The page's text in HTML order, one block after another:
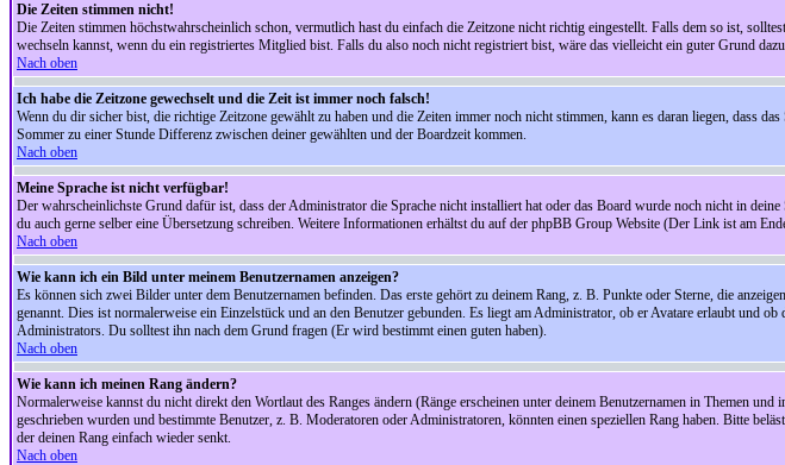
Die Zeiten stimmen nicht!
Die Zeiten stimmen höchstwahrscheinlich schon, vermutlich hast du einfach die Zeitzone nicht richtig eingestellt. Falls dem so ist,
wechseln kannst, wenn du ein registriertes Mitglied bist. Falls du also noch nicht registriert bist, wäre das vielleicht ein guter Grund
Nach oben
Ich habe die Zeitzone gewechselt und die Zeit ist immer noch falsch!
Wenn du dir sicher bist, die richtige Zeitzone gewählt zu haben und die Zeiten immer noch nicht stimmen, kann es daran liegen, dass
Sommer zu einer Stunde Differenz zwischen deiner gewählten und der Boardzeit kommen.
Nach oben
Meine Sprache ist nicht verfügbar!
Der wahrscheinlichste Grund dafür ist, dass der Administrator die Sprache nicht installiert hat oder das Board wurde noch nicht in
du auch gerne selber eine Übersetzung schreiben. Weitere Informationen erhältst du auf der phpBB Group Website (Der Link ist am
Nach oben
Wie kann ich ein Bild unter meinem Benutzernamen anzeigen?
Es können sich zwei Bilder unter dem Benutzernamen befinden. Das erste gehört zu deinem Rang, z. B. Punkte oder Sterne, die
genannt. Dies ist normalerweise ein Einzelstück und an den Benutzer gebunden. Es liegt am Administrator, ob er Avatare erlaubt und
Administrators. Du solltest ihn nach dem Grund fragen (Er wird bestimmt einen guten haben).
Nach oben
Wie kann ich meinen Rang ändern?
Normalerweise kannst du nicht direkt den Wortlaut des Ranges ändern (Ränge erscheinen unter deinem Benutzernamen in Themen
geschrieben wurden und bestimmte Benutzer, z. B. Moderatoren oder Administratoren, könnten einen speziellen Rang haben. Bitte
der deinen Rang einfach wieder senkt.
Nach oben